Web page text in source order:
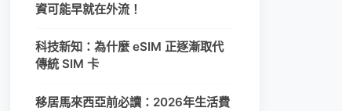
資可能早就在外流！
科技新知：為什麼 eSIM 正逐漸取代
傳統 SIM 卡
移居馬來西亞前必讀：2026年生活費